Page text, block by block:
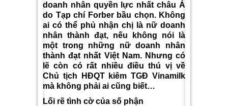
doanh nhân quyền lực nhất châu Á
do Tạp chí Forber bầu chọn. Không
ai có thể phủ nhận chị là nữ doanh
nhân thành đạt, nếu không nói là
một trong những nữ doanh nhân
thành đạt nhất Việt Nam. Nhưng có
lẽ còn có rất nhiều điều thú vị về
Chủ tịch HĐQT kiêm TGĐ Vinamilk
mà không phải ai cũng biết…
Lối rẽ tình cờ của số phận